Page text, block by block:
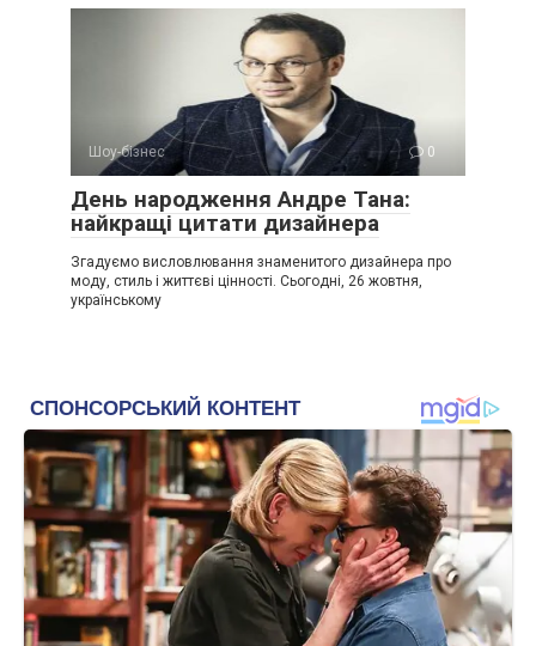
Шоу-бізнес 0
День народження Андре Тана:
найкращі цитати дизайнера
Згадуємо висловлювання знаменитого дизайнера про
моду, стиль і життєві цінності. Сьогодні, 26 жовтня,
українському